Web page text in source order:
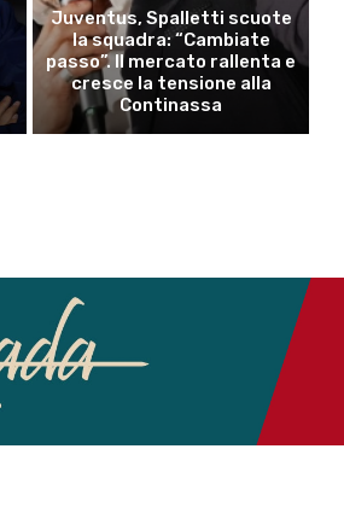
Juventus, Spalletti scuote
la squadra: “Cambiate
passo”. Il mercato rallenta e
cresce la tensione alla
Continassa